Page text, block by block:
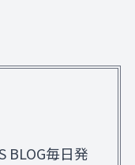
BLOG毎日発